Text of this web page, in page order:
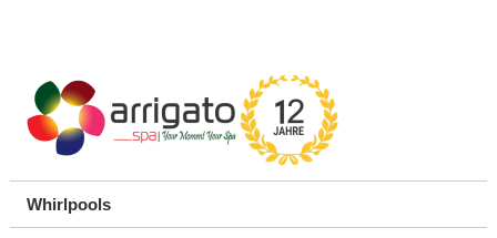
Whirlpools